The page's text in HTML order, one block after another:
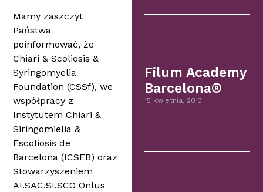
Mamy zaszczyt
Państwa
poinformować, że
Chiari & Scoliosis &
Syringomyelia
Foundation (CSSf), we
współpracy z
Instytutem Chiari &
Siringomielia &
Escoliosis de
Barcelona (ICSEB) oraz
Stowarzyszeniem
AI.SAC.SI.SCO Onlus
Filum Academy
Barcelona®
15 kwietnia, 2013